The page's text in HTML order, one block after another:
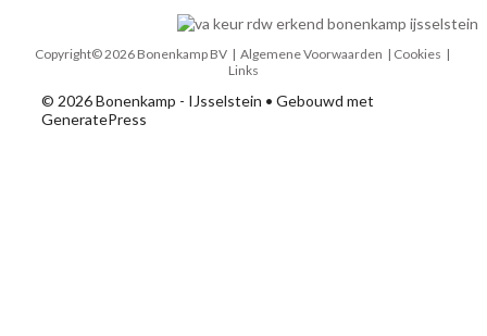
Copyright© 2026 Bonenkamp BV | Algemene Voorwaarden | Cookies |
Links
© 2026 Bonenkamp - IJsselstein • Gebouwd met
GeneratePress